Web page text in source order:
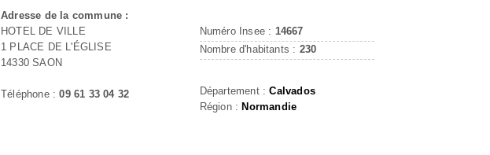
Adresse de la commune :
HOTEL DE VILLE
1 PLACE DE L'ÉGLISE
14330 SAON
Téléphone :09 61 33 04 32
Numéro Insee : 14667
Nombre d'habitants : 230
Département :Calvados
Région : Normandie